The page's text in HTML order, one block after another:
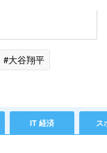
#大谷翔平
IT 経済 ス